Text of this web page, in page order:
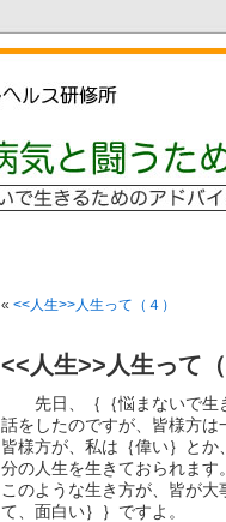
« <<人生>>人生って（４）
<<人生>>人生って
先日、｛｛悩まないで生
話をしたのですが、皆様方
皆様方が、私は｛偉い｝と
分の人生を生きておられます
このような生き方が、皆が
て、面白い｝｝ですよ。